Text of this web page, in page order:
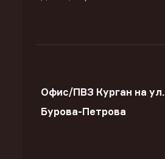
Офис/ПВЗ Курган на ул.
Бурова-Петрова